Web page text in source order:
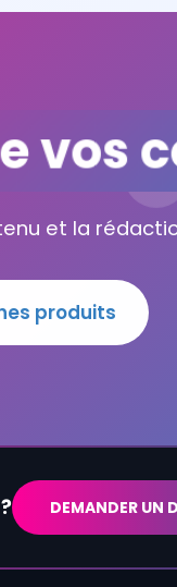
vos
et la
produits
DEMANDER UN